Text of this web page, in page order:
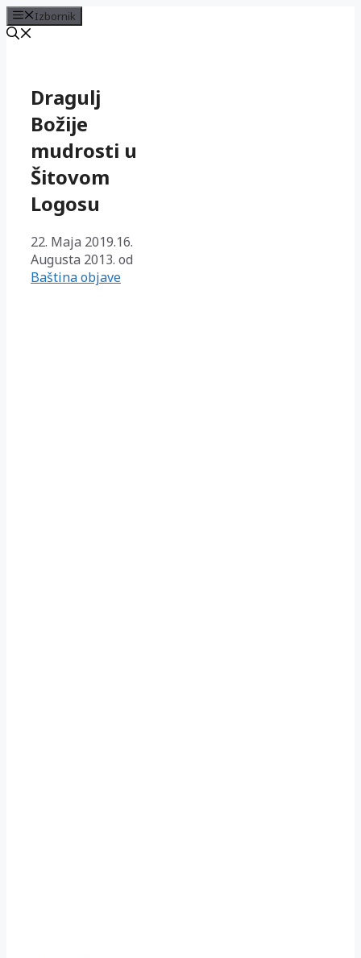
Izbornik
sadržajDragulj
Božije
mudrosti u
Šitovom
Logosu
22. Maja 2019.16.
Augusta 2013. od
Baština objave